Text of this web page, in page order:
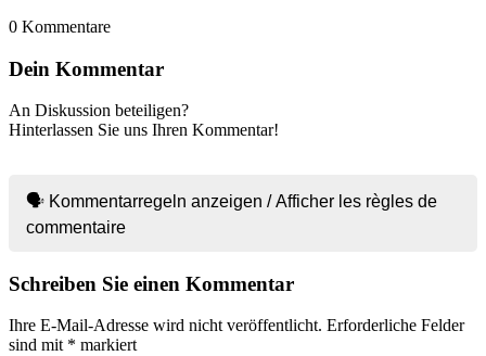
0 Kommentare
Dein Kommentar
An Diskussion beteiligen?
Hinterlassen Sie uns Ihren Kommentar!
🗣 Kommentarregeln anzeigen / Afficher les règles de
commentaire
Schreiben Sie einen Kommentar
Ihre E-Mail-Adresse wird nicht veröffentlicht. Erforderliche Felder
sind mit * markiert